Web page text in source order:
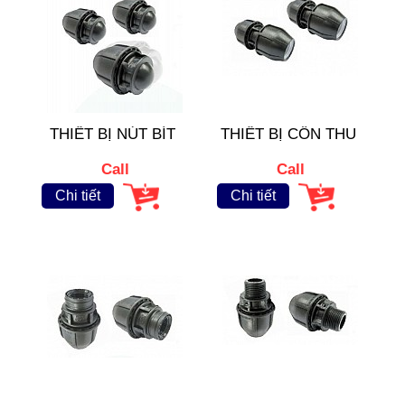
THIẾT BỊ NÚT BÍT
Call
Chi tiết
THIẾT BỊ CÔN THU
Call
Chi tiết